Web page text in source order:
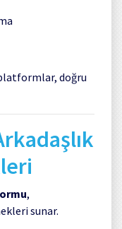
doğru
,
sunar.